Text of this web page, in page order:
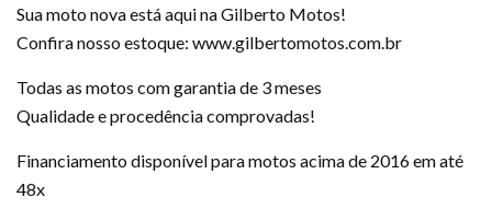
Sua moto nova está aqui na Gilberto Motos!
Confira nosso estoque: www.gilbertomotos.com.br
Todas as motos com garantia de 3 meses
Qualidade e procedência comprovadas!
Financiamento disponível para motos acima de 2016 em até
48x